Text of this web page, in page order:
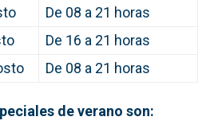
De 08 a 21 horas
De 16 a 21 horas
De 08 a 21 horas
de verano son: